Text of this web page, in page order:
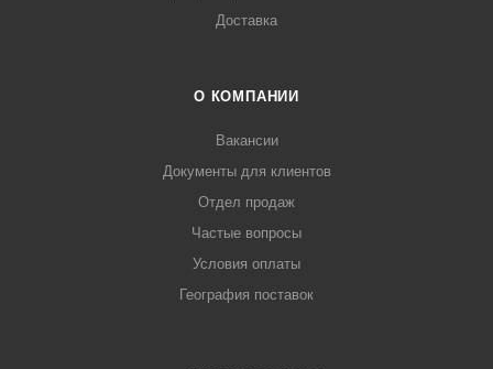
Доставка
О КОМПАНИИ
Вакансии
Документы для клиентов
Отдел продаж
Частые вопросы
Условия оплаты
География поставок